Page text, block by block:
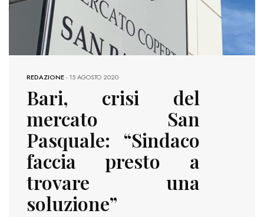
REDAZIONE-15 AGOSTO 2020
Bari, crisi del
mercato San
Pasquale: “Sindaco
faccia presto a
trovare una
soluzione”